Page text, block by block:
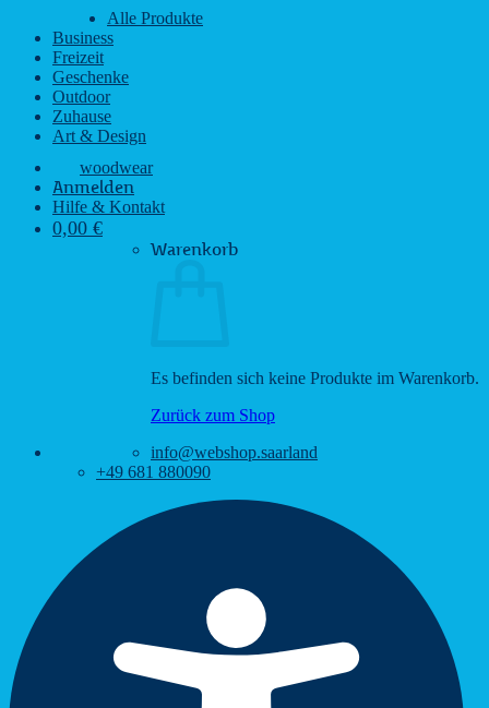
Alle Produkte
Business
Freizeit
Geschenke
Outdoor
Zuhause
Art & Design
woodwear
Anmelden
Hilfe & Kontakt
0,00 €
Warenkorb
Es befinden sich keine Produkte im Warenkorb.
Zurück zum Shop
info@webshop.saarland
+49 681 880090